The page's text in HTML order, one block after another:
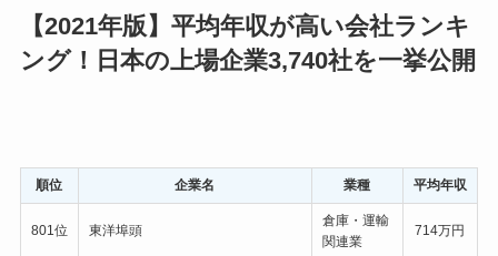
【2021年版】平均年収が高い会社ランキ
ング！日本の上場企業3,740社を一挙公開
順位 企業名 業種 平均年収
801位 東洋埠頭
倉庫・運輸
関連業
714万円